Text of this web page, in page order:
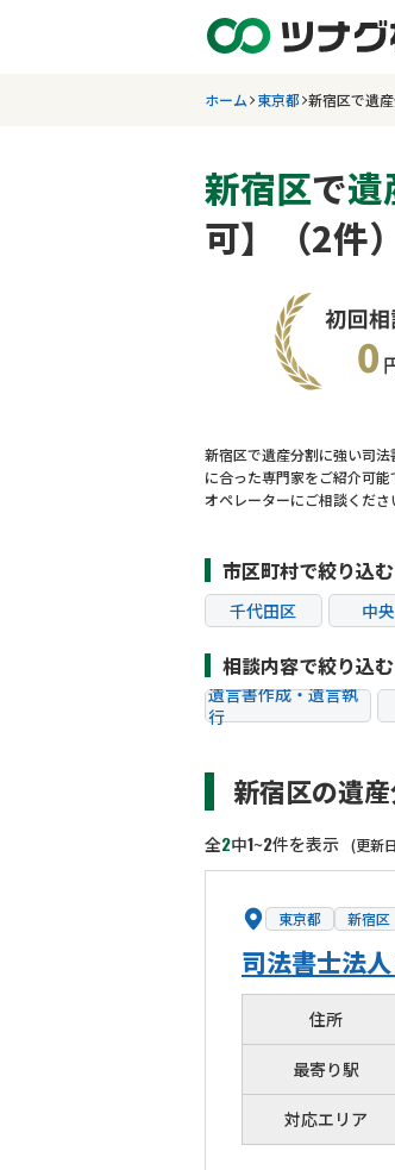
ホーム 東京都 新宿区で遺
新宿区で遺
可】（2件）
新宿区で遺産分割に強い司
に合った専門家をご紹介可
オペレーターにご相談くださ
市区町村で絞り込む
千代田区 中
杉並区
豊
葛飾区
江戸
狛江市
東大
相談内容で絞り込む
遺言書作成・遺言執
行
贈与税
新宿区の遺
全2中1~2件を表示 (更新
東京都 新宿区
司法書士法
住所
最寄り駅
対応エリア